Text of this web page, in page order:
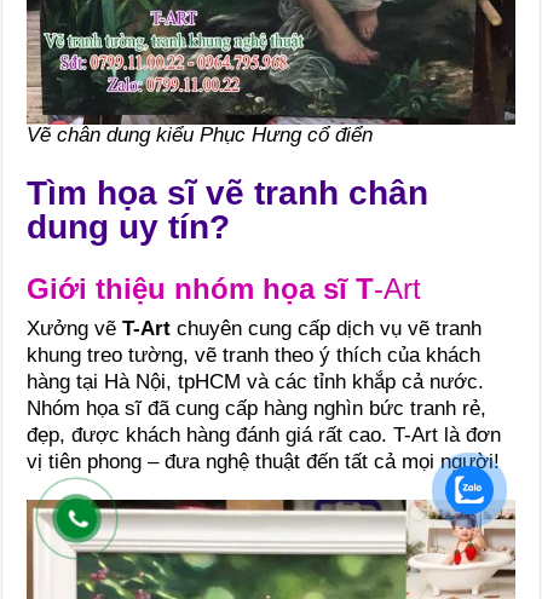
Vẽ chân dung kiểu Phục Hưng cổ điển
Tìm họa sĩ vẽ tranh chân
dung uy tín?
Giới thiệu nhóm họa sĩ T-Art
Xưởng vẽT-Art chuyên cung cấp dịch vụ vẽ tranh
khung treo tường, vẽ tranh theo ý thích của khách
hàng tại Hà Nội, tpHCM và các tỉnh khắp cả nước.
Nhóm họa sĩ đã cung cấp hàng nghìn bức tranh rẻ,
đẹp, được khách hàng đánh giá rất cao. T-Art là đơn
vị tiên phong – đưa nghệ thuật đến tất cả mọi người!